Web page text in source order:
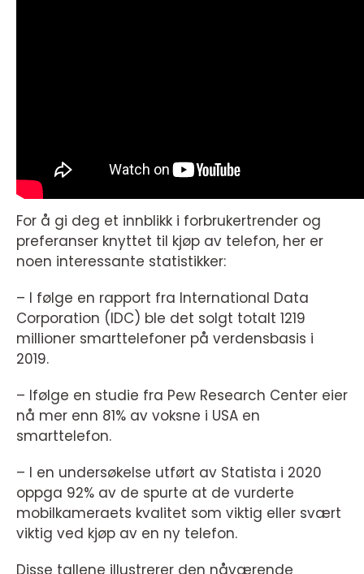
For å gi deg et innblikk i forbrukertrender og
preferanser knyttet til kjøp av telefon, her er
noen interessante statistikker:
– I følge en rapport fra International Data
Corporation (IDC) ble det solgt totalt 1219
millioner smarttelefoner på verdensbasis i
2019.
– Ifølge en studie fra Pew Research Center eier
nå mer enn 81% av voksne i USA en
smarttelefon.
– I en undersøkelse utført av Statista i 2020
oppga 92% av de spurte at de vurderte
mobilkameraets kvalitet som viktig eller svært
viktig ved kjøp av en ny telefon.
Disse tallene illustrerer den nåværende